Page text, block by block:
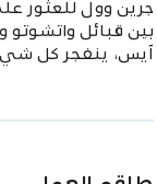
جرين وول للعثور
بين قبائل واتشوتو
آيس، ينفجر كل